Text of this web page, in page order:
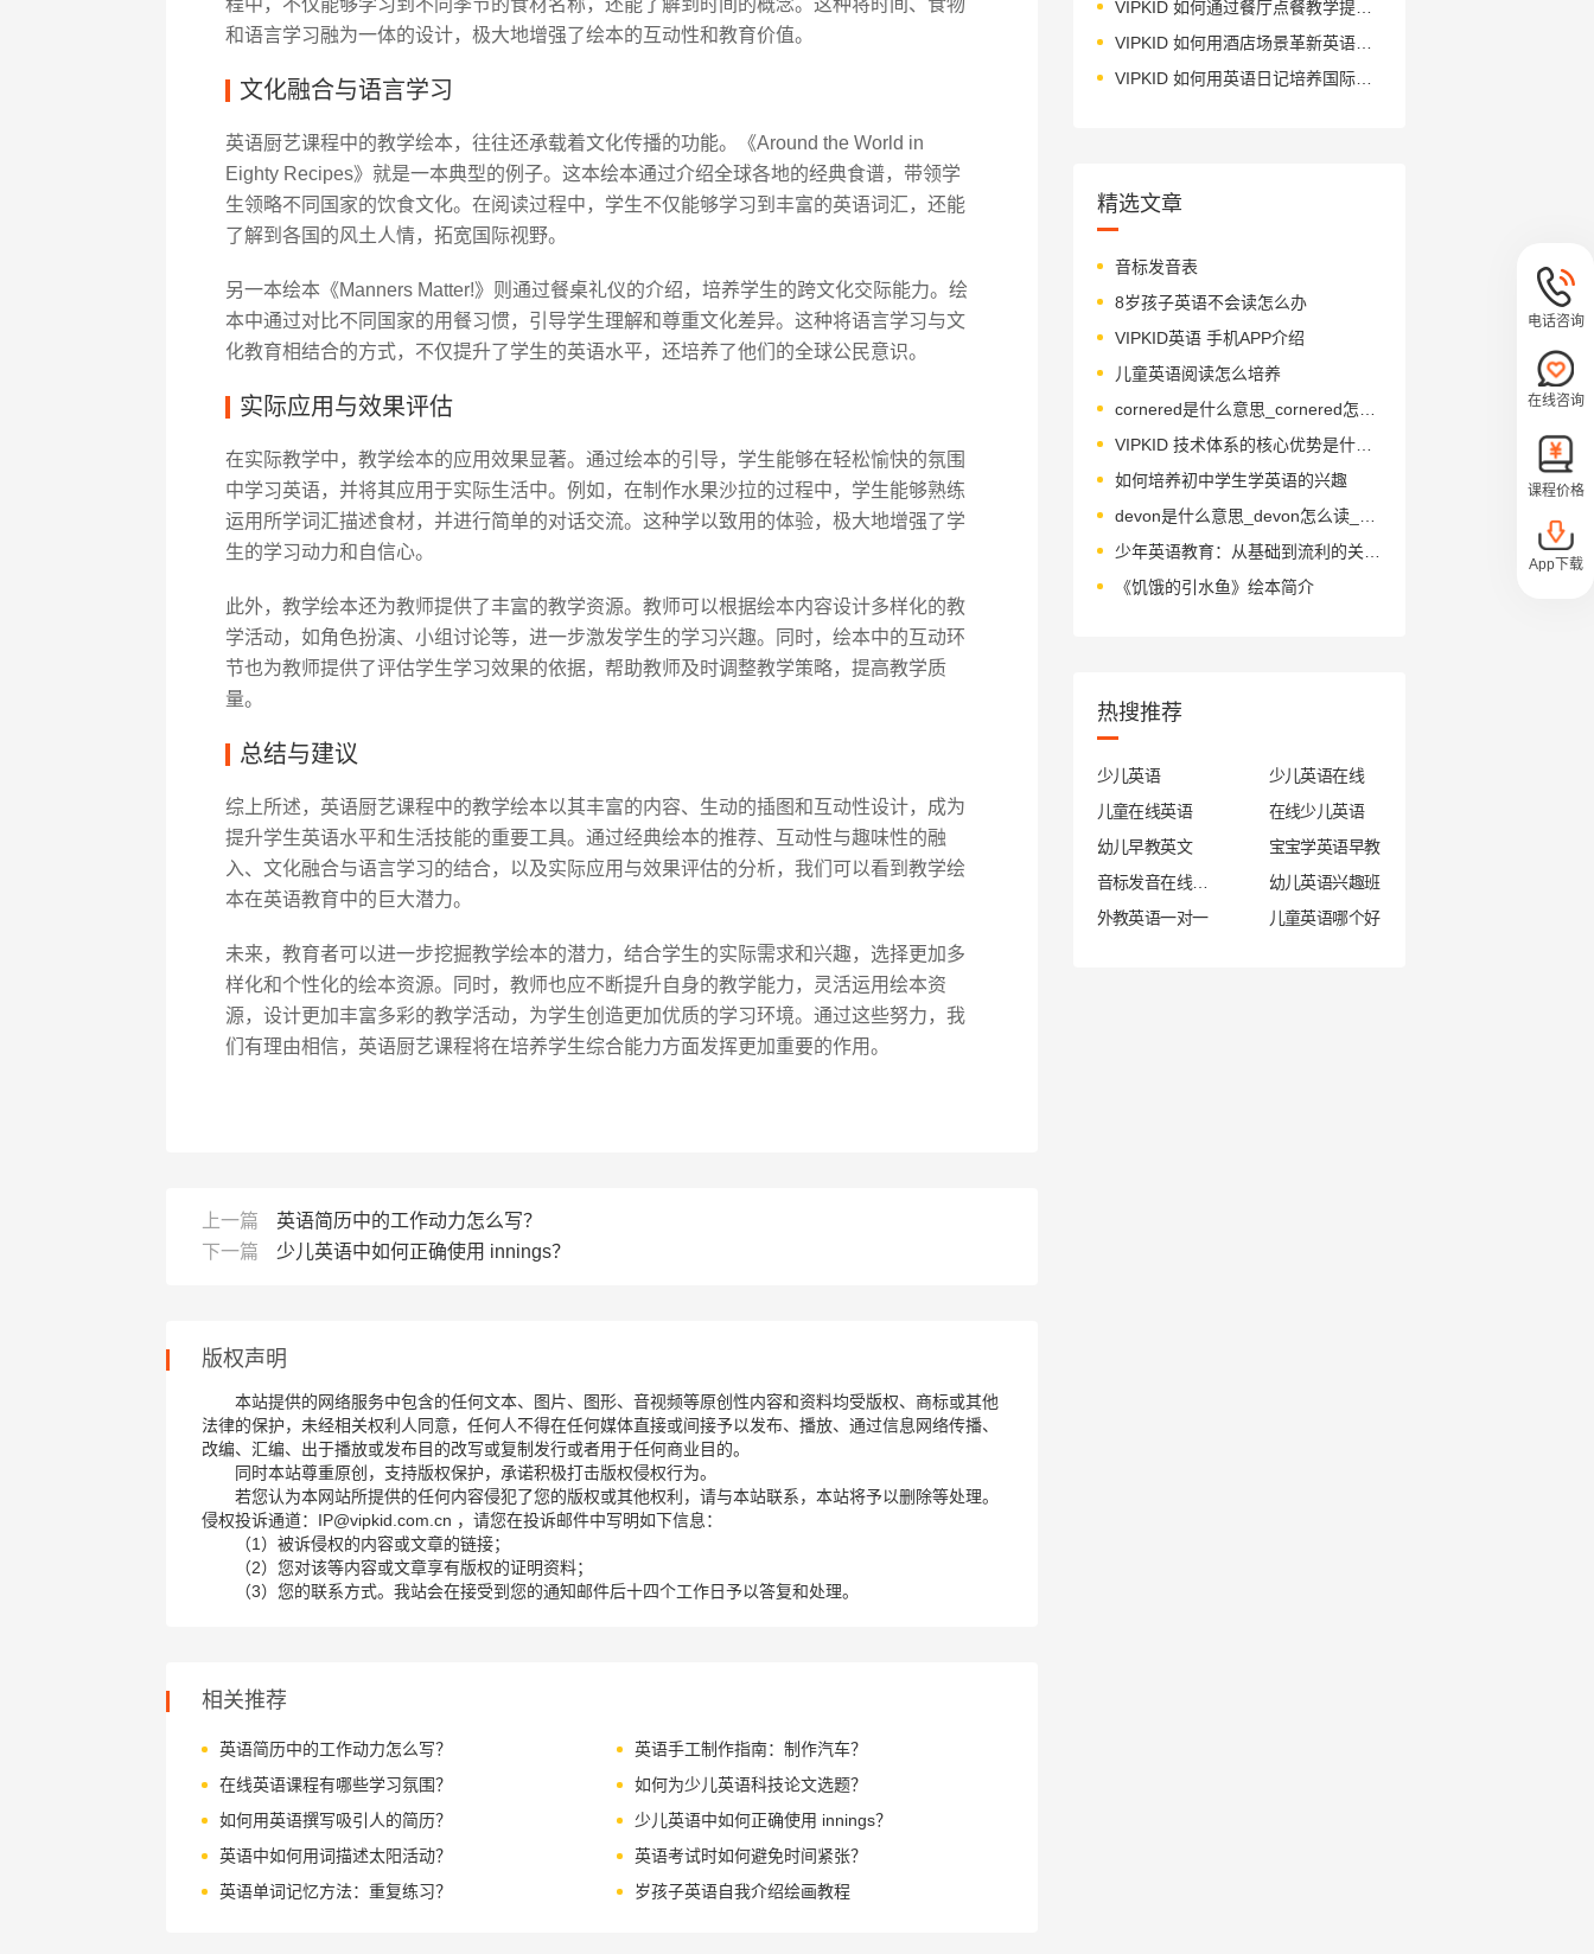
程中，不仅能够学习到不同季节的食材名称，还能了解到时间的概念。这种将时间、食物
和语言学习融为一体的设计，极大地增强了绘本的互动性和教育价值。
文化融合与语言学习
英语厨艺课程中的教学绘本，往往还承载着文化传播的功能。《Around the World in
Eighty Recipes》就是一本典型的例子。这本绘本通过介绍全球各地的经典食谱，带领学
生领略不同国家的饮食文化。在阅读过程中，学生不仅能够学习到丰富的英语词汇，还能
了解到各国的风土人情，拓宽国际视野。
另一本绘本《Manners Matter!》则通过餐桌礼仪的介绍，培养学生的跨文化交际能力。绘
本中通过对比不同国家的用餐习惯，引导学生理解和尊重文化差异。这种将语言学习与文
化教育相结合的方式，不仅提升了学生的英语水平，还培养了他们的全球公民意识。
实际应用与效果评估
在实际教学中，教学绘本的应用效果显著。通过绘本的引导，学生能够在轻松愉快的氛围
中学习英语，并将其应用于实际生活中。例如，在制作水果沙拉的过程中，学生能够熟练
运用所学词汇描述食材，并进行简单的对话交流。这种学以致用的体验，极大地增强了学
生的学习动力和自信心。
此外，教学绘本还为教师提供了丰富的教学资源。教师可以根据绘本内容设计多样化的教
学活动，如角色扮演、小组讨论等，进一步激发学生的学习兴趣。同时，绘本中的互动环
节也为教师提供了评估学生学习效果的依据，帮助教师及时调整教学策略，提高教学质
量。
总结与建议
综上所述，英语厨艺课程中的教学绘本以其丰富的内容、生动的插图和互动性设计，成为
提升学生英语水平和生活技能的重要工具。通过经典绘本的推荐、互动性与趣味性的融
入、文化融合与语言学习的结合，以及实际应用与效果评估的分析，我们可以看到教学绘
本在英语教育中的巨大潜力。
未来，教育者可以进一步挖掘教学绘本的潜力，结合学生的实际需求和兴趣，选择更加多
样化和个性化的绘本资源。同时，教师也应不断提升自身的教学能力，灵活运用绘本资
源，设计更加丰富多彩的教学活动，为学生创造更加优质的学习环境。通过这些努力，我
们有理由相信，英语厨艺课程将在培养学生综合能力方面发挥更加重要的作用。
上一篇
英语简历中的工作动力怎么写？
下一篇
少儿英语中如何正确使用 innings？
版权声明
本站提供的网络服务中包含的任何文本、图片、图形、音视频等原创性内容和资料均受版权、商标或其他
法律的保护，未经相关权利人同意，任何人不得在任何媒体直接或间接予以发布、播放、通过信息网络传播、
改编、汇编、出于播放或发布目的改写或复制发行或者用于任何商业目的。
同时本站尊重原创，支持版权保护，承诺积极打击版权侵权行为。
若您认为本网站所提供的任何内容侵犯了您的版权或其他权利，请与本站联系，本站将予以删除等处理。
侵权投诉通道：IP@vipkid.com.cn ，请您在投诉邮件中写明如下信息：
（1）被诉侵权的内容或文章的链接；
（2）您对该等内容或文章享有版权的证明资料；
（3）您的联系方式。我站会在接受到您的通知邮件后十四个工作日予以答复和处理。
相关推荐
英语简历中的工作动力怎么写？
英语手工制作指南：制作汽车？
在线英语课程有哪些学习氛围？
如何为少儿英语科技论文选题？
如何用英语撰写吸引人的简历？
少儿英语中如何正确使用 innings？
英语中如何用词描述太阳活动？
英语考试时如何避免时间紧张？
英语单词记忆方法：重复练习？
岁孩子英语自我介绍绘画教程
VIPKID 如何通过餐厅点餐教学提升少儿英语应用能力？
VIPKID 如何用酒店场景革新英语教学？
VIPKID 如何用英语日记培养国际化人才？
精选文章
音标发音表
8岁孩子英语不会读怎么办
VIPKID英语 手机APP介绍
儿童英语阅读怎么培养
VIPKID 技术体系的核心优势是什么？
如何培养初中学生学英语的兴趣
《饥饿的引水鱼》绘本简介
热搜推荐
少儿英语
少儿英语在线
儿童在线英语
在线少儿英语
幼儿早教英文
宝宝学英语早教
幼儿英语兴趣班
外教英语一对一
儿童英语哪个好
电话咨询
在线咨询
课程价格
App下载